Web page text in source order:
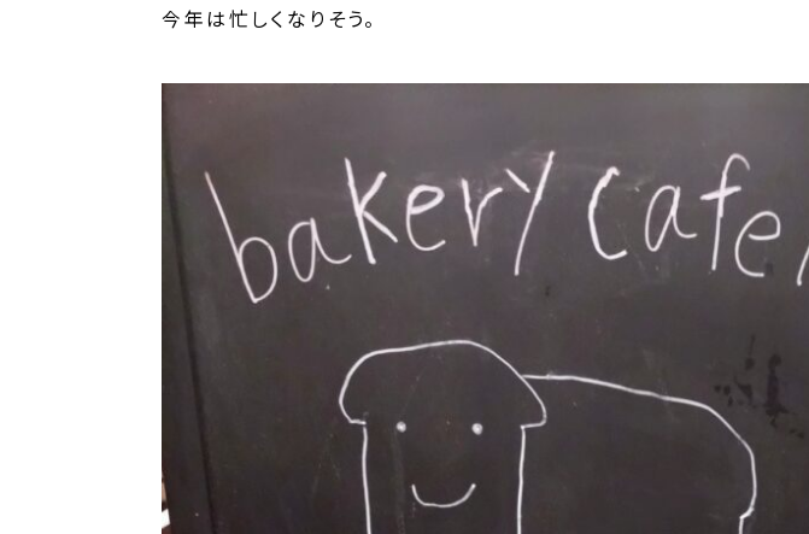
今年は忙しくなりそう。